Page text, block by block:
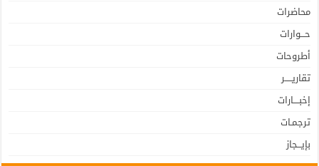
محاضرات
حـــوارات
أطروحات
تقاريـــــر
إخبــــارات
ترجمـات
بإيـــجاز